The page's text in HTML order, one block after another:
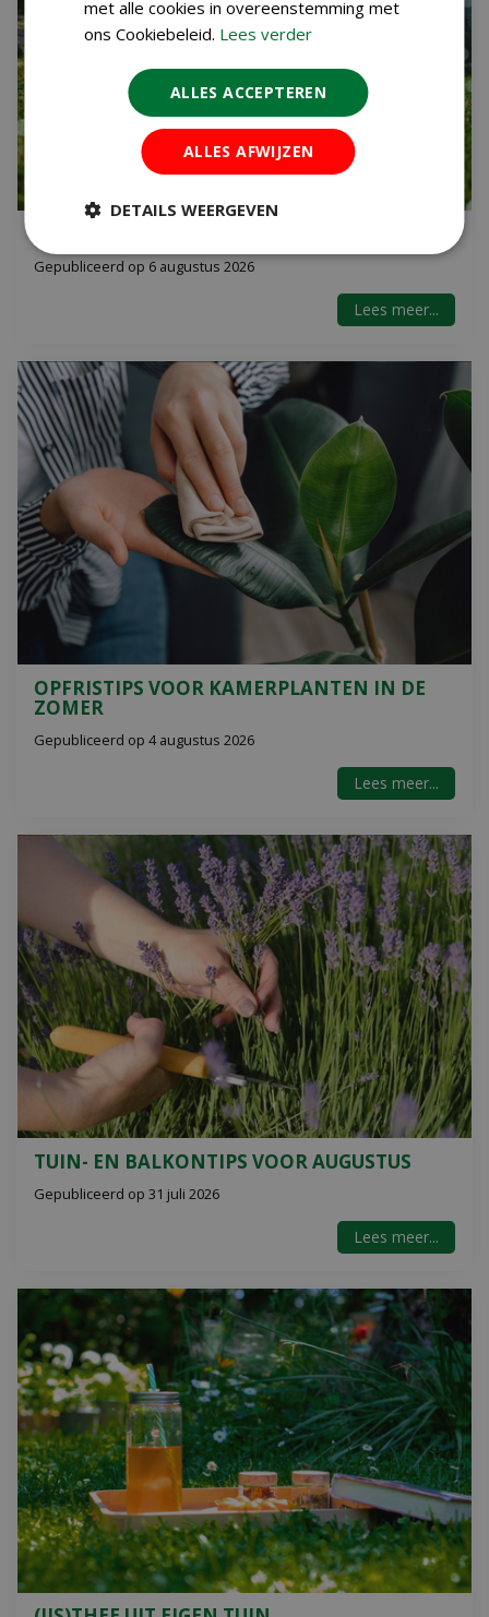
Gepubliceerd op 6 augustus 2026
Lees meer...
OPFRISTIPS VOOR KAMERPLANTEN IN DE
ZOMER
Gepubliceerd op 4 augustus 2026
Lees meer...
TUIN- EN BALKONTIPS VOOR AUGUSTUS
Gepubliceerd op 31 juli 2026
Lees meer...
met alle cookies in overeenstemming met
ons Cookiebeleid. Lees verder
ALLES ACCEPTEREN
ALLES AFWIJZEN
DETAILS WEERGEVEN